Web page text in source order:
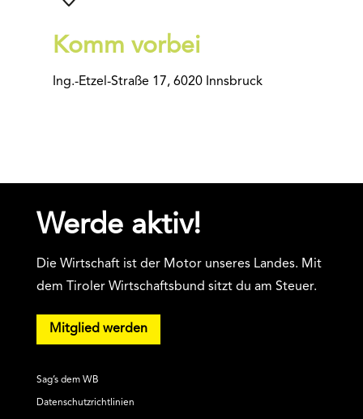
Komm vorbei
Ing.-Etzel-Straße 17, 6020 Innsbruck
Werde aktiv!
Die Wirtschaft ist der Motor unseres Landes. Mit
dem Tiroler Wirtschaftsbund sitzt du am Steuer.
Mitglied werden
Sag’s dem WB
Datenschutzrichtlinien